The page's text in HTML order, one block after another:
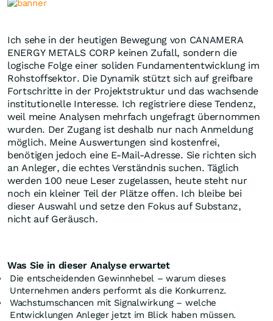
Ich sehe in der heutigen Bewegung von CANAMERA
ENERGY METALS CORP keinen Zufall, sondern die
logische Folge einer soliden Fundamententwicklung im
Rohstoffsektor. Die Dynamik stützt sich auf greifbare
Fortschritte in der Projektstruktur und das wachsende
institutionelle Interesse. Ich registriere diese Tendenz,
weil meine Analysen mehrfach ungefragt übernommen
wurden. Der Zugang ist deshalb nur nach Anmeldung
möglich. Meine Auswertungen sind kostenfrei,
benötigen jedoch eine E-Mail-Adresse. Sie richten sich
an Anleger, die echtes Verständnis suchen. Täglich
werden 100 neue Leser zugelassen, heute steht nur
noch ein kleiner Teil der Plätze offen. Ich bleibe bei
dieser Auswahl und setze den Fokus auf Substanz,
nicht auf Geräusch.
Was Sie in dieser Analyse erwartet
Die entscheidenden Gewinnhebel – warum dieses
Unternehmen anders performt als die Konkurrenz.
Wachstumschancen mit Signalwirkung – welche
Entwicklungen Anleger jetzt im Blick haben müssen.